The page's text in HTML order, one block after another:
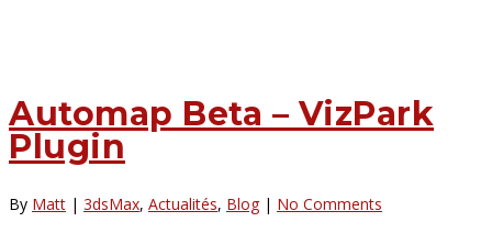
Automap Beta – VizPark
Plugin
By Matt | 3dsMax, Actualités, Blog | No Comments